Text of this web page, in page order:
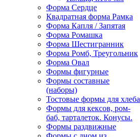
Форма Сердце
Квадратная форма Рамка
Форма Капля / Запятая
Форма Ромашка
Форма Шестигранник
Форма Ромб, Треугольник
Форма Овал
Формы фигурные
Формы составные
(наборы)
Тостовые формы для хлеба
Формы для кексов, ром-
баб, тарталеток. Конусы.
Формы раздвижные